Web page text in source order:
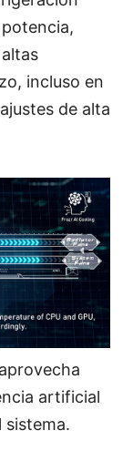
incluso en
de alta
artificial
sistema.